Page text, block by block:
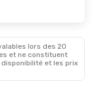
lors des 20
et ne constituent
et les prix